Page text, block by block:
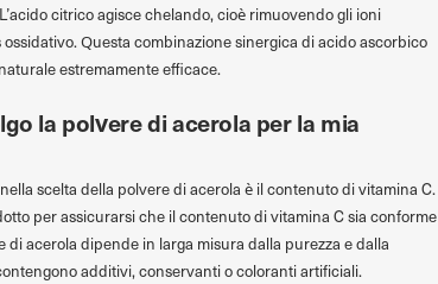
citrico agisce chelando, cioè rimuovendo gli ioni
Questa combinazione sinergica di acido ascorbico
estremamente efficace.
la polvere di acerola per la mia
scelta della polvere di acerola è il contenuto di vitamina C.
per assicurarsi che il contenuto di vitamina C sia conforme
acerola dipende in larga misura dalla purezza e dalla
additivi, conservanti o coloranti artificiali.